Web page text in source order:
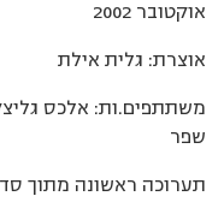
אוקטובר 2002
אוצרת: גלית אילת
משתתפים.ות: אלכס
שפר
תערוכה ראשונה מתוך